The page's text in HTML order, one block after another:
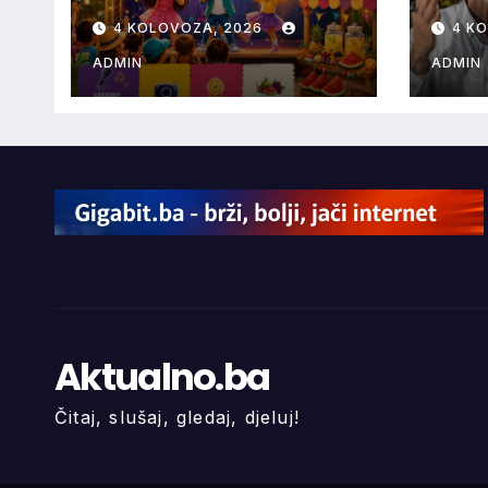
DJECU! – Brčko
4 KOLOVOZA, 2026
ADMIN
4
ADMIN
Aktualno.ba
Čitaj, slušaj, gledaj, djeluj!